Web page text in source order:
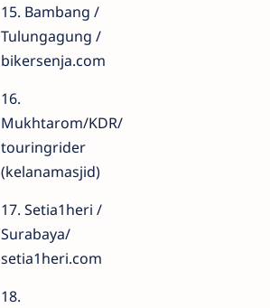
15. Bambang /
Tulungagung /
bikersenja.com
16.
Mukhtarom/KDR/
touringrider
(kelanamasjid)
17. Setia1heri /
Surabaya/
setia1heri.com
18.